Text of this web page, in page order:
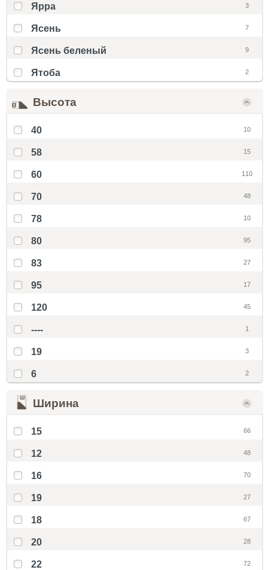
Ярра 3
Ясень 7
Ясень беленый 9
Ятоба 2
Высота
40 10
58 15
60 110
70 48
78 10
80 95
83 27
95 17
120 45
---- 1
19 3
6 2
Ширина
15 66
12 48
16 70
19 27
18 67
20 28
22 72